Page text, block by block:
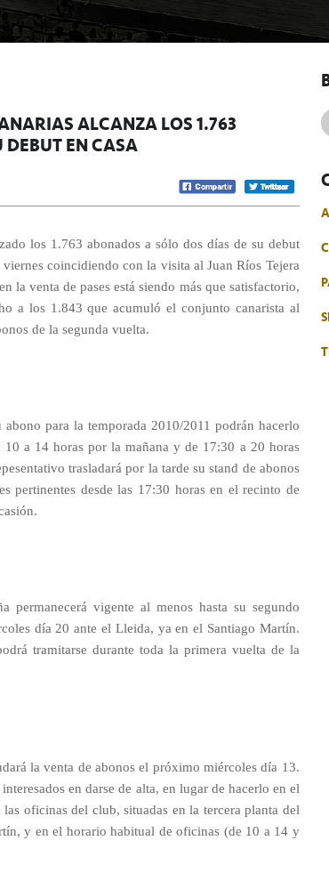
ALCANZA LOS 1.763
EN CASA
los 1.763 abonados a sólo dos días de su debut
coincidiendo con la visita al Juan Ríos Tejera
la venta de pases está siendo más que satisfactorio,
a los 1.843 que acumuló el conjunto canarista al
de la segunda vuelta.
para la temporada 2010/2011 podrán hacerlo
a 14 horas por la mañana y de 17:30 a 20 horas
trasladará por la tarde su stand de abonos
pertinentes desde las 17:30 horas en el recinto de
permanecerá vigente al menos hasta su segundo
día 20 ante el Lleida, ya en el Santiago Martín.
tramitarse durante toda la primera vuelta de la
la venta de abonos el próximo miércoles día 13.
en darse de alta, en lugar de hacerlo en el
oficinas del club, situadas en la tercera planta del
y en el horario habitual de oficinas (de 10 a 14 y